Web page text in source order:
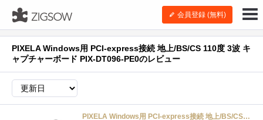
会員登録 (無料)
PIXELA Windows用 PCI-express接続 地上/BS/CS 110度 3波 キ
ャプチャーボード PIX-DT096-PE0のレビュー
PIXELA Windows用 PCI-express接続 地上/BS/CS 110度 3波 キャプチャーボード PIX-DT096-PE0